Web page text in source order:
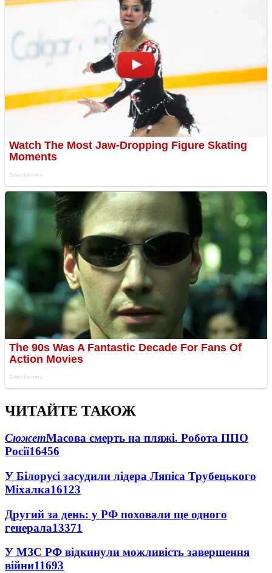
ЧИТАЙТЕ ТАКОЖ
СюжетМасова смерть на пляжі. Робота ППО
Росії16456
У Білорусі засудили лідера Ляпіса Трубецького
Міхалка16123
Другий за день: у РФ поховали ще одного
генерала13371
У МЗС РФ відкинули можливість завершення
війни11693